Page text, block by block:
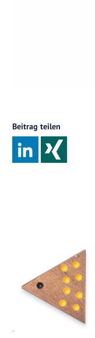
Beitrag teilen